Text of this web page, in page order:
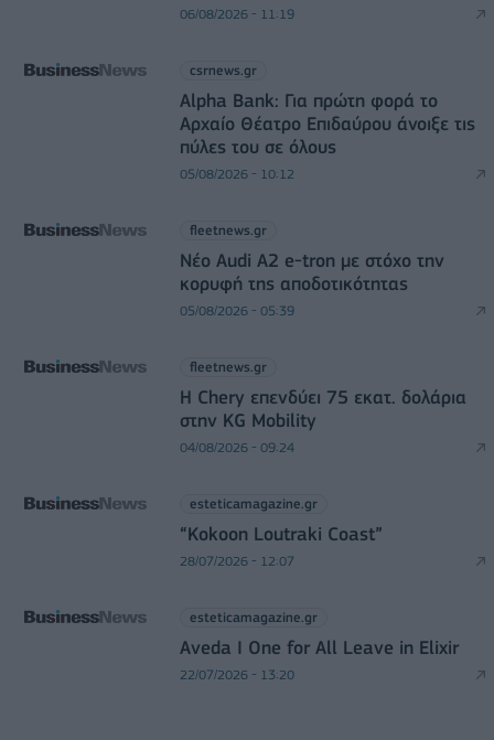
06/08/2026 - 11:19
csrnews.gr
Alpha Bank: Για πρώτη φορά το
Αρχαίο Θέατρο Επιδαύρου άνοιξε τις
πύλες του σε όλους
05/08/2026 - 10:12
fleetnews.gr
Νέο Audi A2 e-tron με στόχο την
κορυφή της αποδοτικότητας
05/08/2026 - 05:39
fleetnews.gr
Η Chery επενδύει 75 εκατ. δολάρια
στην KG Mobility
04/08/2026 - 09:24
esteticamagazine.gr
“Kokoon Loutraki Coast”
28/07/2026 - 12:07
esteticamagazine.gr
Aveda I One for All Leave in Elixir
22/07/2026 - 13:20